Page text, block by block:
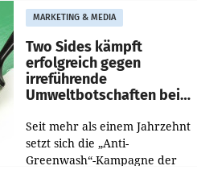
partners zum Consultant auf.
Die 27-jährige Beraterin
betreut Kundinnen und
Kunden in den Bereichen
MARKETING & MEDIA
Two Sides kämpft
erfolgreich gegen
irreführende
Umweltbotschaften beim
Seit mehr als einem Jahrzehnt
setzt sich die „Anti-
Greenwash“-Kampagne der